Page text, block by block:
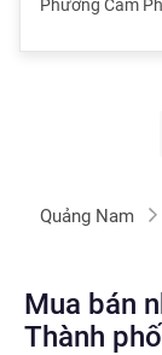
Phường Cẩm
Quảng Nam
Mua bán
Thành